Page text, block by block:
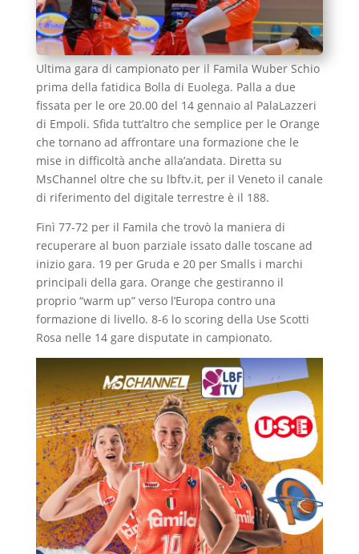
Ultima gara di campionato per il Famila Wuber Schio
prima della fatidica Bolla di Euolega. Palla a due
fissata per le ore 20.00 del 14 gennaio al PalaLazzeri
di Empoli. Sfida tutt’altro che semplice per le Orange
che tornano ad affrontare una formazione che le
mise in difficoltà anche alla’andata. Diretta su
MsChannel oltre che su lbftv.it, per il Veneto il canale
di riferimento del digitale terrestre è il 188.
Finì 77-72 per il Famila che trovò la maniera di
recuperare al buon parziale issato dalle toscane ad
inizio gara. 19 per Gruda e 20 per Smalls i marchi
principali della gara. Orange che gestiranno il
proprio “warm up” verso l’Europa contro una
formazione di livello. 8-6 lo scoring della Use Scotti
Rosa nelle 14 gare disputate in campionato.